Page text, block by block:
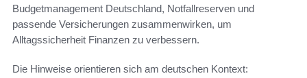
Budgetmanagement Deutschland, Notfallreserven und
passende Versicherungen zusammenwirken, um
Alltagssicherheit Finanzen zu verbessern.
Die Hinweise orientieren sich am deutschen Kontext: